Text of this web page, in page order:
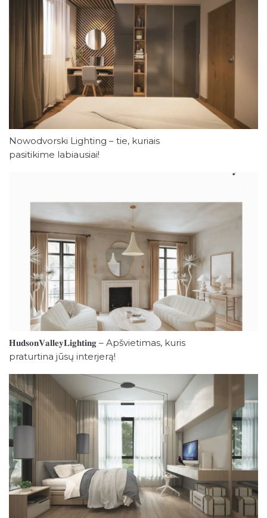
Nowodvorski Lighting – tie, kuriais
pasitikime labiausiai!
𝐇𝐮𝐝𝐬𝐨𝐧𝐕𝐚𝐥𝐥𝐞𝐲𝐋𝐢𝐠𝐡𝐭𝐢𝐧𝐠 – Apšvietimas, kuris
praturtina jūsų interjerą!